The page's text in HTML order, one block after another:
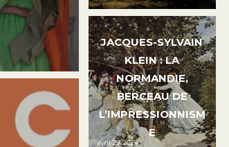
JACQUES-SYLVAIN
KLEIN : LA
NORMANDIE,
BERCEAU DE
L’IMPRESSIONNISM
E
avril 29, 2024